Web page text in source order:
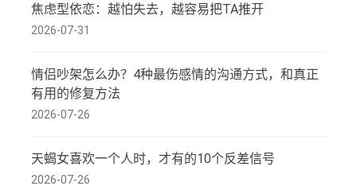
焦虑型依恋：越怕失去，越容易把TA推开
2026-07-31
情侣吵架怎么办？4种最伤感情的沟通方式，和真正
有用的修复方法
2026-07-26
天蝎女喜欢一个人时，才有的10个反差信号
2026-07-26